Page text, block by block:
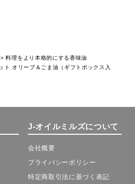
料理をより本格的にする香味油
ト オリーブ＆ごま油（ギフトボックス入
J-オイルミルズについて
会社概要
プライバシーポリシー
特定商取引法に基づく表記